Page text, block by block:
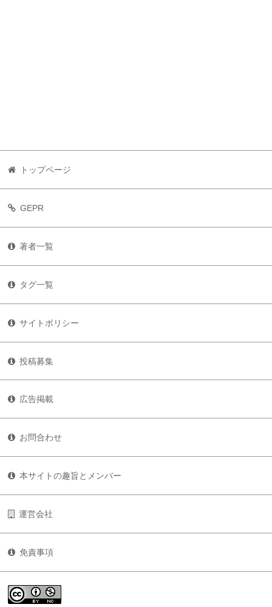
トップページ
GEPR
著者一覧
タグ一覧
サイトポリシー
投稿募集
広告掲載
お問合わせ
本サイトの趣旨とメンバー
運営会社
免責事項